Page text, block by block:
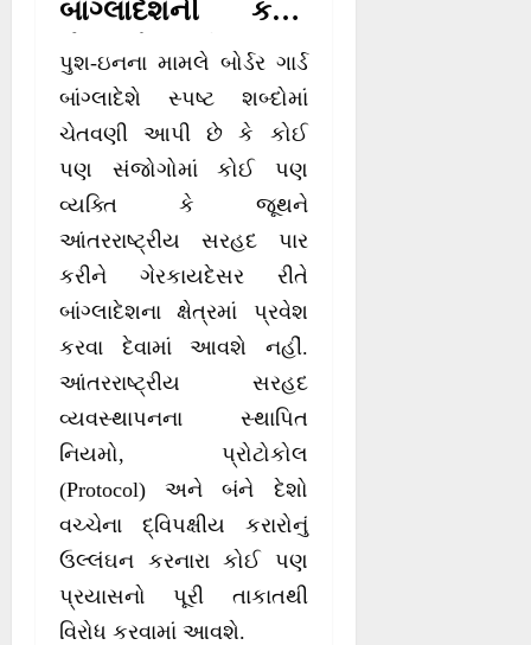
બાંગ્લાદેશની કડક
સૈન્ય ચેતવણી
પુશ-ઇનના મામલે બોર્ડર ગાર્ડ
બાંગ્લાદેશે સ્પષ્ટ શબ્દોમાં
ચેતવણી આપી છે કે કોઈ
પણ સંજોગોમાં કોઈ પણ
વ્યક્તિ કે જૂથને
આંતરરાષ્ટ્રીય સરહદ પાર
કરીને ગેરકાયદેસર રીતે
બાંગ્લાદેશના ક્ષેત્રમાં પ્રવેશ
કરવા દેવામાં આવશે નહીં.
આંતરરાષ્ટ્રીય સરહદ
વ્યવસ્થાપનના સ્થાપિત
નિયમો, પ્રોટોકોલ
(Protocol) અને બંને દેશો
વચ્ચેના દ્વિપક્ષીય કરારોનું
ઉલ્લંઘન કરનારા કોઈ પણ
પ્રયાસનો પૂરી તાકાતથી
વિરોધ કરવામાં આવશે.